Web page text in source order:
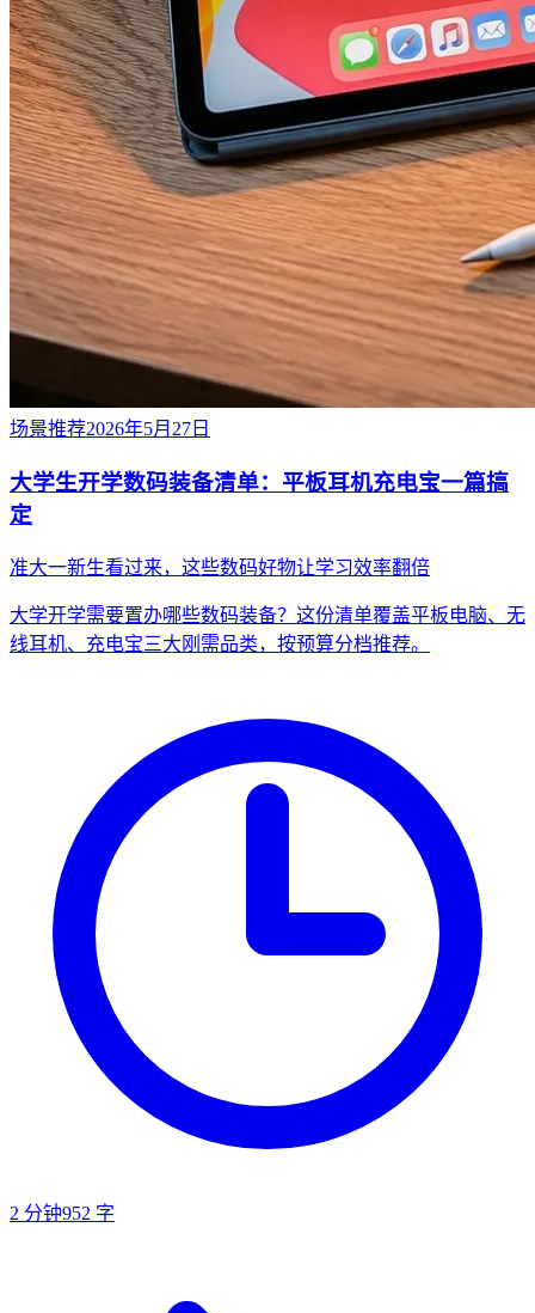
场景推荐2026年5月27日
大学生开学数码装备清单：平板耳机充电宝一篇搞
定
准大一新生看过来，这些数码好物让学习效率翻倍
大学开学需要置办哪些数码装备？这份清单覆盖平板电脑、无
线耳机、充电宝三大刚需品类，按预算分档推荐。
2 分钟952 字